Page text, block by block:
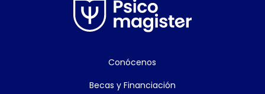
Conócenos
Becas y Financiación